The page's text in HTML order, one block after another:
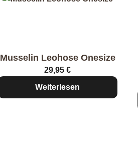
Musselin Leohose Onesize
29,95€
Weiterlesen